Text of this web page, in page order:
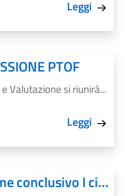
Leggi
PTOF
Valutazione si riunirà...
Leggi
577. Pubblicazione esiti Esame conclusivo I ciclo